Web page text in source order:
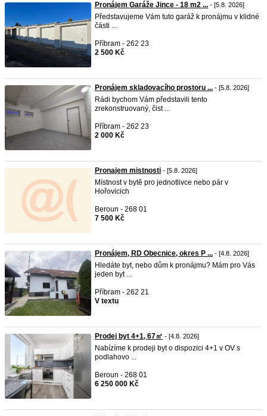
Pronájem Garáže Jince - 18 m2 ... - [5.8. 2026]
Představujeme Vám tuto garáž k pronájmu v klidné
části ...
Příbram - 262 23
2 500 Kč
Pronájem skladovacího prostoru ... - [5.8. 2026]
Rádi bychom Vám představili tento
zrekonstruovaný, čist ...
Příbram - 262 23
2 000 Kč
Pronajem mistnosti - [5.8. 2026]
Místnost v bytě pro jednotlivce nebo pár v
Hořovicich
Beroun - 268 01
7 500 Kč
Pronájem, RD Obecnice, okres P ... - [4.8. 2026]
Hledáte byt, nebo dům k pronájmu? Mám pro Vás
jeden byt ...
Příbram - 262 21
V textu
Prodej byt 4+1, 67㎡ - [4.8. 2026]
Nabízíme k prodeji byt o dispozici 4+1 v OV s
podlahovo ...
Beroun - 268 01
6 250 000 Kč